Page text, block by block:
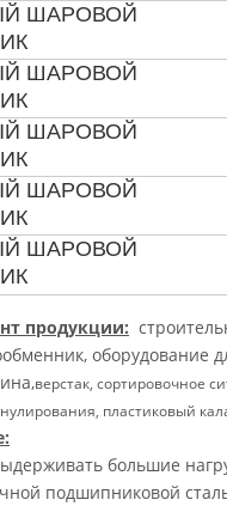
ШАРОВОЙ
ШАРОВОЙ
ШАРОВОЙ
ШАРОВОЙ
ШАРОВОЙ
продукции:
оборудование
верстак, сортировочное
пластиковый
большие
подшипниковой